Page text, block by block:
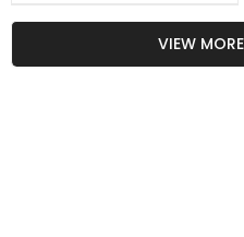
کی دیوانی ہوگئیں؟
VIEW